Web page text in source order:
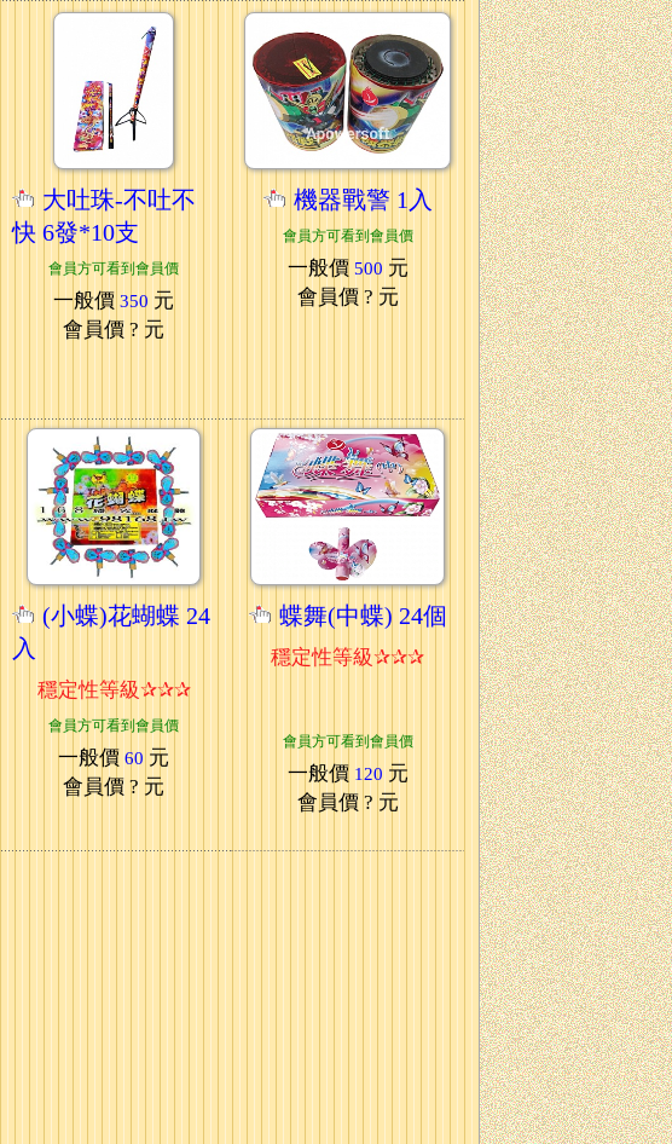
大吐珠-不吐不
快 6發*10支
會員方可看到會員價
一般價 350 元
會員價 ? 元
機器戰警 1入
會員方可看到會員價
一般價 500 元
會員價 ? 元
(小蝶)花蝴蝶 24
入
穩定性等級✰✰✰
會員方可看到會員價
一般價 60 元
會員價 ? 元
蝶舞(中蝶) 24個
穩定性等級✰✰✰
會員方可看到會員價
一般價 120 元
會員價 ? 元